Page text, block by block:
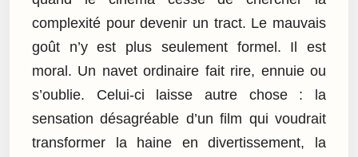
complexité pour devenir un tract. Le mauvais
goût n’y est plus seulement formel. Il est
moral. Un navet ordinaire fait rire, ennuie ou
s’oublie. Celui-ci laisse autre chose : la
sensation désagréable d’un film qui voudrait
transformer la haine en divertissement, la